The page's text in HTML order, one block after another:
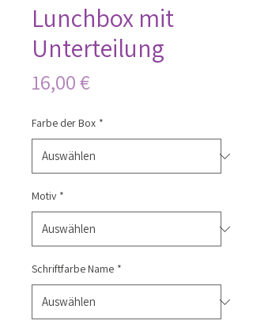
Lunchbox mit
Unterteilung
16,00 €Preis
Farbe der Box *
Motiv *
Schriftfarbe Name *